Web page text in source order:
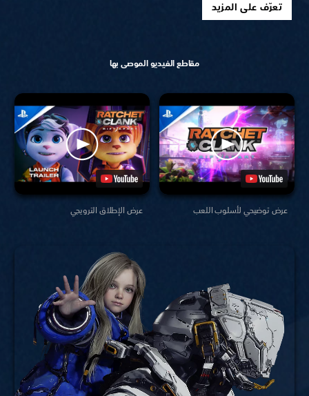
تعرّف على المزيد
مقاطع الفيديو الموصى بها
عرض الإطلاق الترويجي عرض توضيحي لأسلوب اللعب